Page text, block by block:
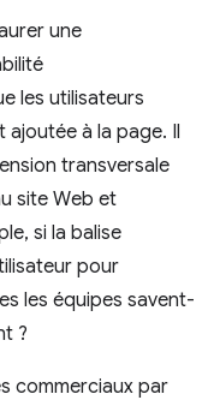
une
les utilisateurs
à la page. Il
transversale
site Web et
si la balise
pour
les équipes savent-
?
commerciaux par